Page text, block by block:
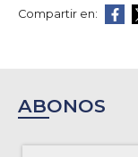
Compartir en:
ABONOS